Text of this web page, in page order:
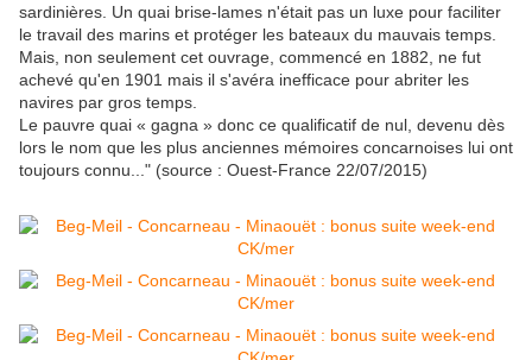
sardinières. Un quai brise-lames n'était pas un luxe pour faciliter
le travail des marins et protéger les bateaux du mauvais temps.
Mais, non seulement cet ouvrage, commencé en 1882, ne fut
achevé qu'en 1901 mais il s'avéra inefficace pour abriter les
navires par gros temps.
Le pauvre quai « gagna » donc ce qualificatif de nul, devenu dès
lors le nom que les plus anciennes mémoires concarnoises lui ont
toujours connu..." (source : Ouest-France 22/07/2015)